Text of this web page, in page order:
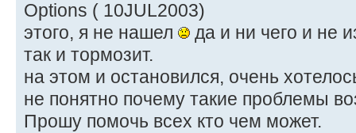
Options ( 10JUL2003)
этого, я не нашел
да и ни чего и не
так и тормозит.
на этом и остановился, очень
не понятно почему такие проблемы
Прошу помочь всех кто чем может.